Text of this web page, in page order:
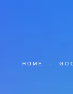
HOME -